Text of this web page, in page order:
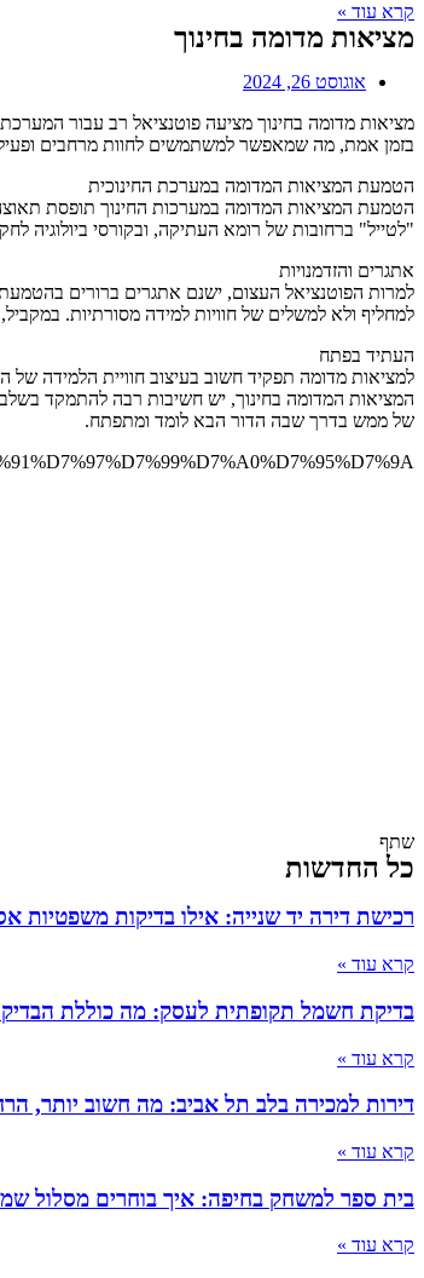
קרא עוד »
מציאות מדומה בחינוך
אוגוסט 26, 2024
מציאות מדומה בחינוך מציעה פוטנציאל רב עבור
בזמן אמת, מה שמאפשר למשתמשים לחוות מרחבים
הטמעת המציאות המדומה במערכת החינוכית
הטמעת המציאות המדומה במערכות החינוך תופסת תאוצה
"לטייל" ברחובות של רומא העתיקה, ובקורסי ביולוגיה
אתגרים והזדמנויות
למרות הפוטנציאל העצום, ישנם אתגרים ברורים
למחליף ולא למשלים של חוויות למידה מסורתיות.
העתיד בפתח
למציאות מדומה תפקיד חשוב בעיצוב חוויית הלמידה
המציאות המדומה בחינוך, יש חשיבות רבה להתמקד
של ממש בדרך שבה הדור הבא לומד ומתפתח.
שתף
כל החדשות
רכישת דירה יד שנייה: אילו בדיקות משפטיות
קרא עוד »
בדיקת חשמל תקופתית לעסק: מה כוללת
קרא עוד »
דירות למכירה בלב תל אביב: מה חשוב יותר,
קרא עוד »
בית ספר למשחק בחיפה: איך בוחרים מסלול
קרא עוד »